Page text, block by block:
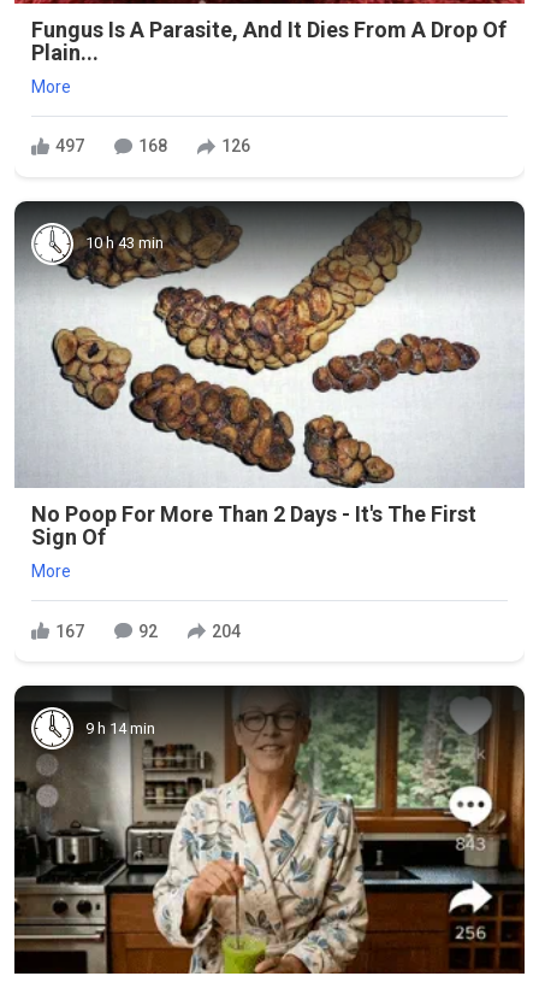
Fungus Is A Parasite, And It Dies From A Drop Of
Plain...
More
497 168 126
10 h 43 min
No Poop For More Than 2 Days - It's The First
Sign Of
More
167 92 204
9 h 14 min